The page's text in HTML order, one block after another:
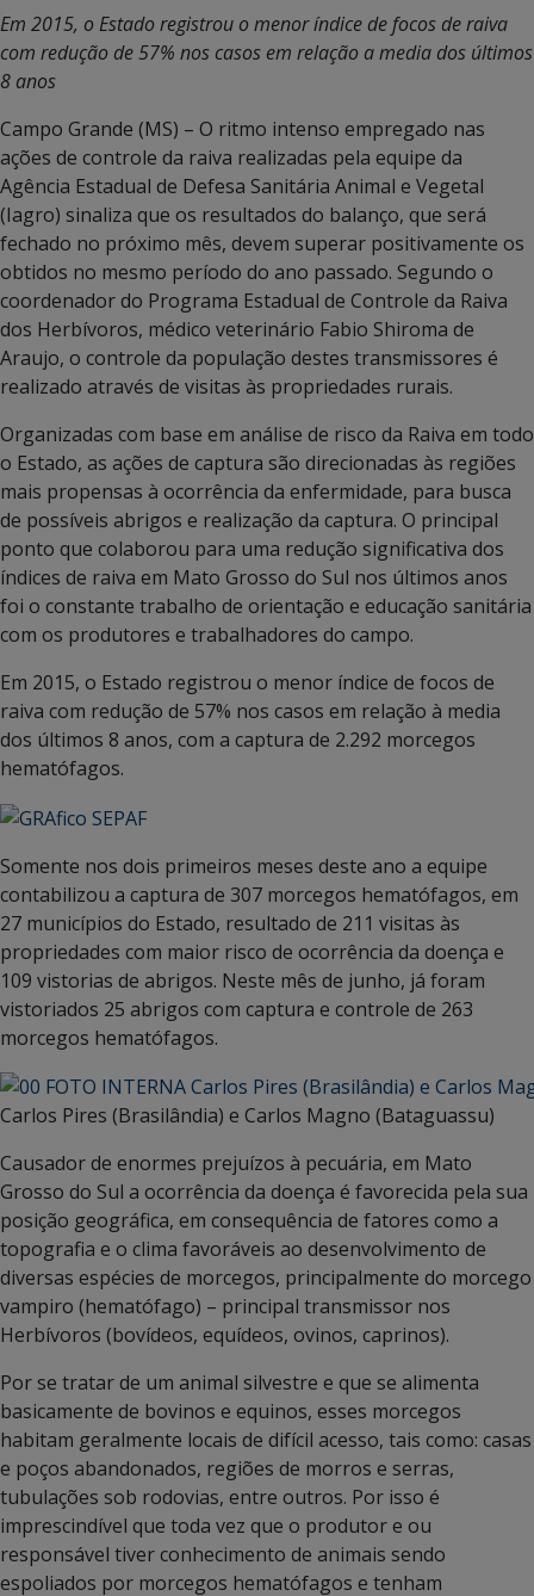
Em 2015, o Estado registrou o menor índice de focos de raiva
com redução de 57% nos casos em relação a media dos últimos
8 anos
Campo Grande (MS) – O ritmo intenso empregado nas
ações de controle da raiva realizadas pela equipe da
Agência Estadual de Defesa Sanitária Animal e Vegetal
(Iagro) sinaliza que os resultados do balanço, que será
fechado no próximo mês, devem superar positivamente os
obtidos no mesmo período do ano passado. Segundo o
coordenador do Programa Estadual de Controle da Raiva
dos Herbívoros, médico veterinário Fabio Shiroma de
Araujo, o controle da população destes transmissores é
realizado através de visitas às propriedades rurais.
Organizadas com base em análise de risco da Raiva em todo
o Estado, as ações de captura são direcionadas às regiões
mais propensas à ocorrência da enfermidade, para busca
de possíveis abrigos e realização da captura. O principal
ponto que colaborou para uma redução significativa dos
índices de raiva em Mato Grosso do Sul nos últimos anos
foi o constante trabalho de orientação e educação sanitária
com os produtores e trabalhadores do campo.
Em 2015, o Estado registrou o menor índice de focos de
raiva com redução de 57% nos casos em relação à media
dos últimos 8 anos, com a captura de 2.292 morcegos
hematófagos.
Somente nos dois primeiros meses deste ano a equipe
contabilizou a captura de 307 morcegos hematófagos, em
27 municípios do Estado, resultado de 211 visitas às
propriedades com maior risco de ocorrência da doença e
109 vistorias de abrigos. Neste mês de junho, já foram
vistoriados 25 abrigos com captura e controle de 263
morcegos hematófagos.
Carlos Pires (Brasilândia) e Carlos Magno (Bataguassu)
Causador de enormes prejuízos à pecuária, em Mato
Grosso do Sul a ocorrência da doença é favorecida pela sua
posição geográfica, em consequência de fatores como a
topografia e o clima favoráveis ao desenvolvimento de
diversas espécies de morcegos, principalmente do morcego
vampiro (hematófago) – principal transmissor nos
Herbívoros (bovídeos, equídeos, ovinos, caprinos).
Por se tratar de um animal silvestre e que se alimenta
basicamente de bovinos e equinos, esses morcegos
habitam geralmente locais de difícil acesso, tais como: casas
e poços abandonados, regiões de morros e serras,
tubulações sob rodovias, entre outros. Por isso é
imprescindível que toda vez que o produtor e ou
responsável tiver conhecimento de animais sendo
espoliados por morcegos hematófagos e tenham